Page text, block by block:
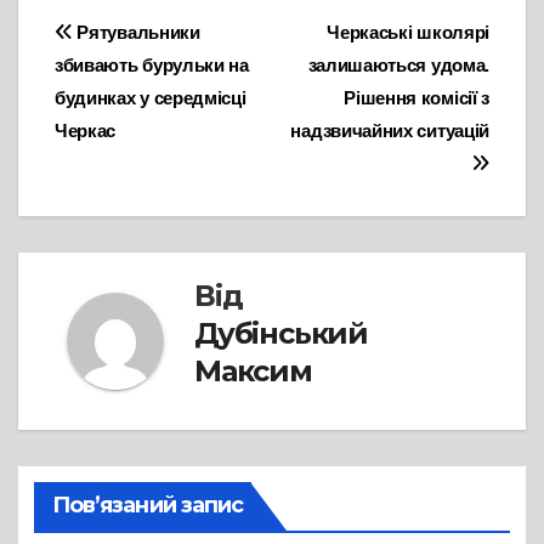
Навігація
записів
Черкаські школярі
залишаються удома.
Рішення комісії з
надзвичайних ситуацій
Рятувальники
збивають бурульки на
будинках у середмісці
Черкас
Від
Дубінський
Максим
Пов’язаний запис